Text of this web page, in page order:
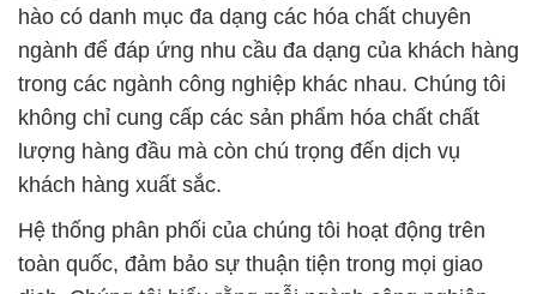
hào có danh mục đa dạng các hóa chất chuyên
ngành để đáp ứng nhu cầu đa dạng của khách hàng
trong các ngành công nghiệp khác nhau. Chúng tôi
không chỉ cung cấp các sản phẩm hóa chất chất
lượng hàng đầu mà còn chú trọng đến dịch vụ
khách hàng xuất sắc.
Hệ thống phân phối của chúng tôi hoạt động trên
toàn quốc, đảm bảo sự thuận tiện trong mọi giao